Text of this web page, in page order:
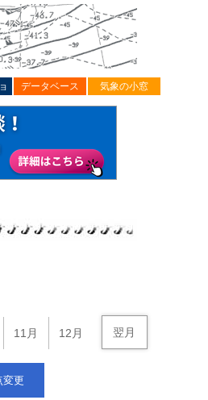
データベース 気象の小窓
11月 12月 翌月
変更